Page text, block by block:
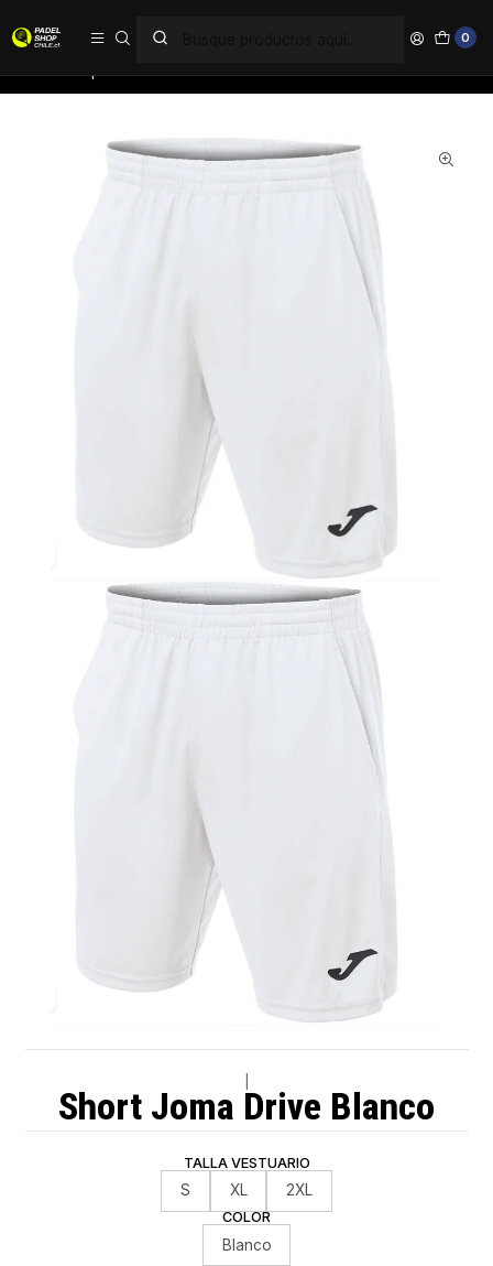
0
Short Joma Drive Blanco
TALLA VESTUARIO
S XL 2XL
COLOR
Blanco